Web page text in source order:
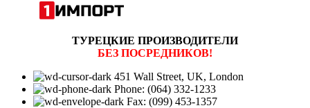
ТУРЕЦКИЕ ПРОИЗВОДИТЕЛИ
БЕЗ ПОСРЕДНИКОВ!
451 Wall Street, UK, London
Phone: (064) 332-1233
Fax: (099) 453-1357